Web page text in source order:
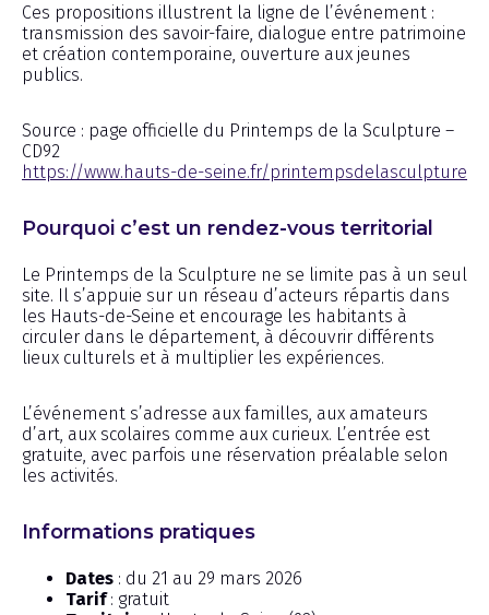
Ces propositions illustrent la ligne de l’événement :
transmission des savoir-faire, dialogue entre patrimoine
et création contemporaine, ouverture aux jeunes
publics.
Source : page officielle du Printemps de la Sculpture –
CD92
https://www.hauts-de-seine.fr/printempsdelasculpture
Pourquoi c’est un rendez-vous territorial
Le Printemps de la Sculpture ne se limite pas à un seul
site. Il s’appuie sur un réseau d’acteurs répartis dans
les Hauts-de-Seine et encourage les habitants à
circuler dans le département, à découvrir différents
lieux culturels et à multiplier les expériences.
L’événement s’adresse aux familles, aux amateurs
d’art, aux scolaires comme aux curieux. L’entrée est
gratuite, avec parfois une réservation préalable selon
les activités.
Informations pratiques
Dates : du 21 au 29 mars 2026
Tarif: gratuit